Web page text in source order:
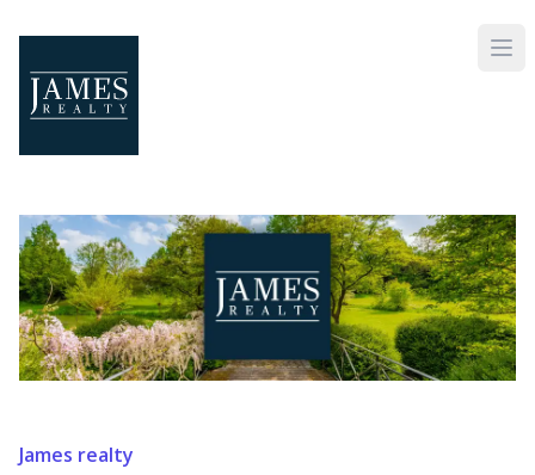
James realty